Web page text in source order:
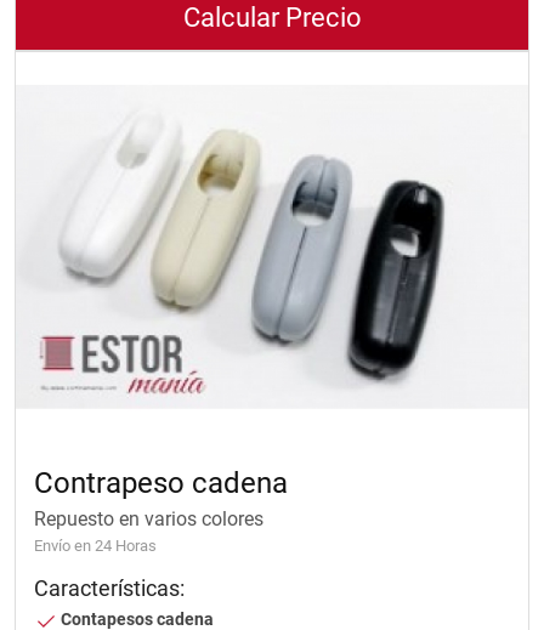
Calcular Precio
Contrapeso cadena
Repuesto en varios colores
Envío en 24 Horas
Características:
Contapesos cadena